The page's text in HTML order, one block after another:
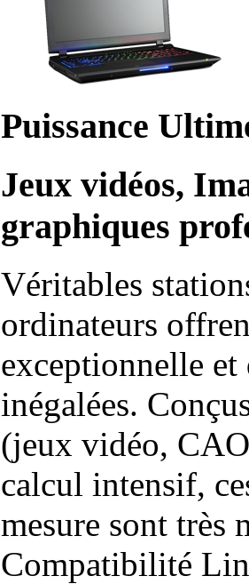
Puissance
Jeux vidéos,
graphiques
Véritables
ordinateurs
exceptionnelle et
inégalées.
(jeux vidéo,
calcul intensif,
mesure sont très
Compatibilité